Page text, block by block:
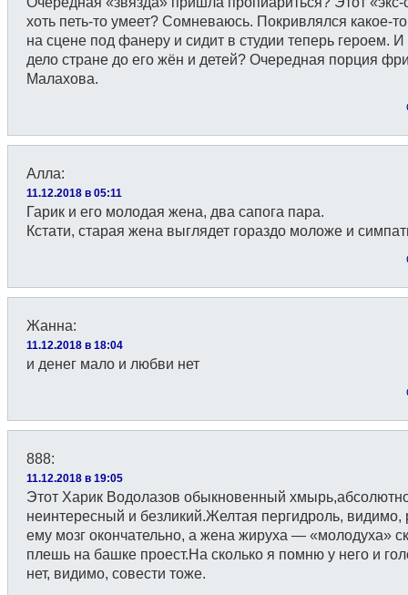
хоть петь-то умеет? Сомневаюсь. Покривлялся какое-
на сцене под фанеру и сидит в студии теперь героем. И
дело стране до его жён и детей? Очередная порция
Малахова.
Алла:
11.12.2018 в 05:11
Гарик и его молодая жена, два сапога пара.
Кстати, старая жена выглядет гораздо моложе и
Жанна:
11.12.2018 в 18:04
и денег мало и любви нет
888:
11.12.2018 в 19:05
Этот Харик Водолазов обыкновенный
неинтересный и безликий.Желтая пергидроль, видимо,
ему мозг окончательно, а жена жируха — «молодуха»
плешь на башке проест.На сколько я помню у него и
нет, видимо, совести тоже.